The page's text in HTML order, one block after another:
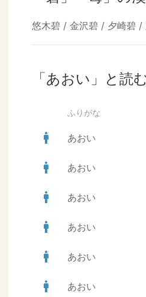
悠木碧 / 金沢碧 / 夕崎碧
「あおい」と読
ふりがな
man あおい
man あおい
man あおい
man あおい
man あおい
man あおい